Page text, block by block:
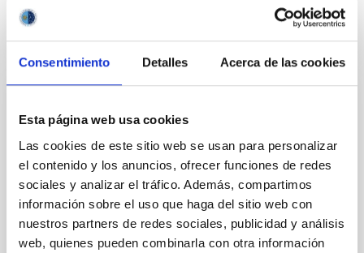
Consentimiento Detalles Acerca de las cookies
Esta página web usa cookies
Las cookies de este sitio web se usan para personalizar
el contenido y los anuncios, ofrecer funciones de redes
sociales y analizar el tráfico. Además, compartimos
información sobre el uso que haga del sitio web con
nuestros partners de redes sociales, publicidad y análisis
web, quienes pueden combinarla con otra información
BOOK
Canary Islands Winter School of
Astrophysics Books (Cambridge University
Press)
Canary Islands Winter School of Astrophysics Books
(Cambridge University Press)